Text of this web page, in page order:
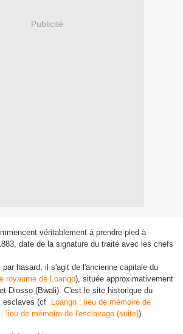
Publicité
véritablement à prendre pied à
date de la signature du traité avec les chefs
hasard, il s'agit de l'ancienne capitale du
royaume de Loango), située approximativement
Diosso (Bwali). C'est le site historique du
esclaves (cf
Loango : lieu de mémoire de
: lieu de mémoire de l'esclavage (suite)).